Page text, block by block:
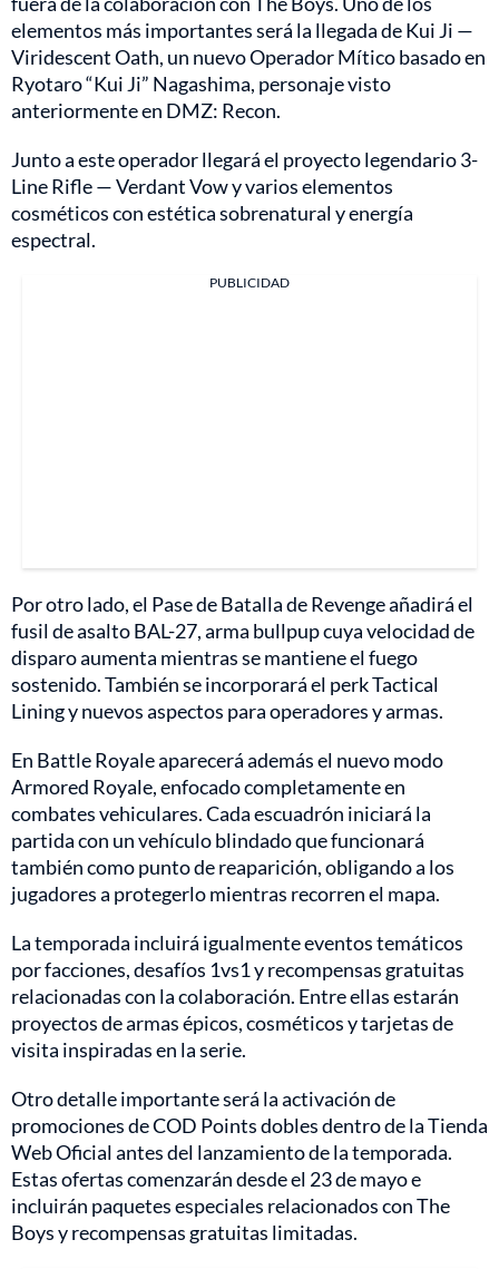
elementos más importantes será la llegada de Kui Ji —
Viridescent Oath, un nuevo Operador Mítico basado en
Ryotaro “Kui Ji” Nagashima, personaje visto
anteriormente en DMZ: Recon.
Junto a este operador llegará el proyecto legendario 3-
Line Rifle — Verdant Vow y varios elementos
cosméticos con estética sobrenatural y energía
espectral.
PUBLICIDAD
Por otro lado, el Pase de Batalla de Revenge añadirá el
fusil de asalto BAL-27, arma bullpup cuya velocidad de
disparo aumenta mientras se mantiene el fuego
sostenido. También se incorporará el perk Tactical
Lining y nuevos aspectos para operadores y armas.
En Battle Royale aparecerá además el nuevo modo
Armored Royale, enfocado completamente en
combates vehiculares. Cada escuadrón iniciará la
partida con un vehículo blindado que funcionará
también como punto de reaparición, obligando a los
jugadores a protegerlo mientras recorren el mapa.
La temporada incluirá igualmente eventos temáticos
por facciones, desafíos 1vs1 y recompensas gratuitas
relacionadas con la colaboración. Entre ellas estarán
proyectos de armas épicos, cosméticos y tarjetas de
visita inspiradas en la serie.
Otro detalle importante será la activación de
promociones de COD Points dobles dentro de la Tienda
Web Oficial antes del lanzamiento de la temporada.
Estas ofertas comenzarán desde el 23 de mayo e
incluirán paquetes especiales relacionados con The
Boys y recompensas gratuitas limitadas.